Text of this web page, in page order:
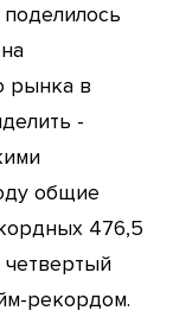
поделилось
рынка в
-
общие
476,5
четвертый
рекордом.